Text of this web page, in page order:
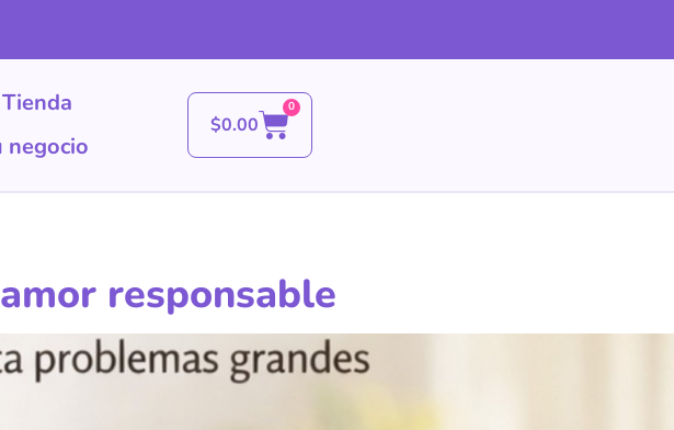
Tienda
negocio
$0.00
0
responsable